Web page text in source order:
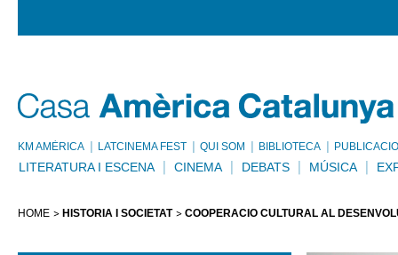
KM AMÈRICA LATCINEMA FEST QUI SOM BIBLIOTECA
LITERATURA I ESCENA CINEMA DEBATS MÚSICA
HOME HISTÒRIA I SOCIETAT COOPERACIÓ CULTURAL AL